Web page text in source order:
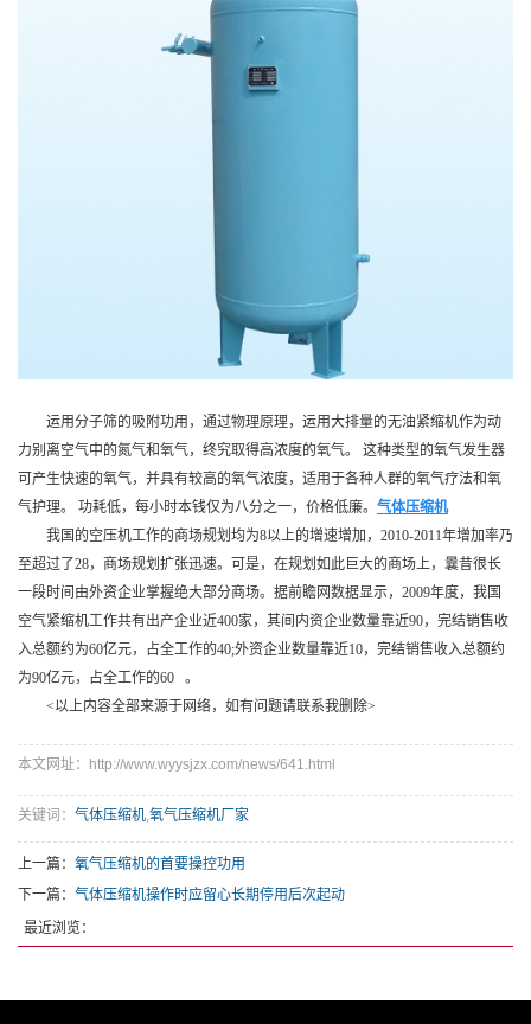
运用分子筛的吸附功用，通过物理原理，运用大排量的无油紧缩机作为动
力别离空气中的氮气和氧气，终究取得高浓度的氧气。 这种类型的氧气发生器
可产生快速的氧气，并具有较高的氧气浓度，适用于各种人群的氧气疗法和氧
气护理。 功耗低，每小时本钱仅为八分之一，价格低廉。 气体压缩机
我国的空压机工作的商场规划均为8以上的增速增加，2010-2011年增加率乃
至超过了28，商场规划扩张迅速。可是，在规划如此巨大的商场上，曩昔很长
一段时间由外资企业掌握绝大部分商场。据前瞻网数据显示，2009年度，我国
空气紧缩机工作共有出产企业近400家，其间内资企业数量靠近90，完结销售收
入总额约为60亿元，占全工作的40;外资企业数量靠近10，完结销售收入总额约
为90亿元，占全工作的60 。
<以上内容全部来源于网络，如有问题请联系我删除>
本文网址：http://www.wyysjzx.com/news/641.html
关键词： 气体压缩机,氧气压缩机厂家
上一篇： 氧气压缩机的首要操控功用
下一篇： 气体压缩机操作时应留心长期停用后次起动
最近浏览：